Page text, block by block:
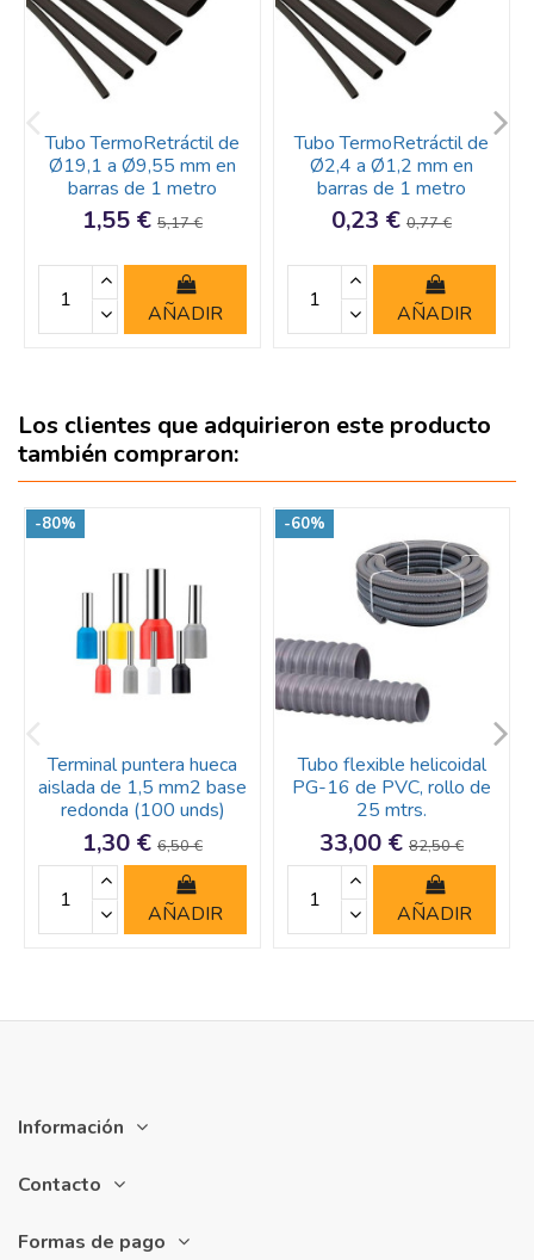
Tubo TermoRetráctil de
Ø19,1 a Ø9,55 mm en
barras de 1 metro
1,55 € 5,17 €
AÑADIR
Tubo TermoRetráctil de
Ø2,4 a Ø1,2 mm en
barras de 1 metro
0,23 € 0,77 €
AÑADIR
Los clientes que adquirieron este producto
también compraron:
-80%
Terminal puntera hueca
aislada de 1,5 mm2 base
redonda (100 unds)
1,30 € 6,50 €
AÑADIR
-60%
Tubo flexible helicoidal
PG-16 de PVC, rollo de
25 mtrs.
33,00 € 82,50 €
AÑADIR
Información
Contacto
Formas de pago